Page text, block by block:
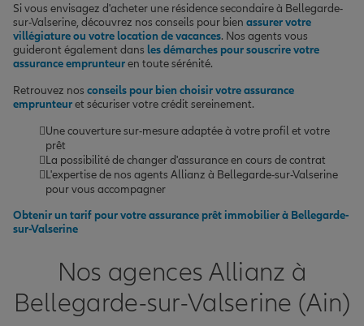
Si vous envisagez d'acheter une résidence secondaire à Bellegarde-
sur-Valserine, découvrez nos conseils pour bien assurer votre
villégiature ou votre location de vacances. Nos agents vous
guideront également dans les démarches pour souscrire votre
assurance emprunteuren toute sérénité.
Retrouvez nos conseils pour bien choisir votre assurance
emprunteuret sécuriser votre crédit sereinement.
Une couverture sur-mesure adaptée à votre profil et votre
prêt
La possibilité de changer d'assurance en cours de contrat
L'expertise de nos agents Allianz à Bellegarde-sur-Valserine
pour vous accompagner
Obtenir un tarif pour votre assurance prêt immobilier à Bellegarde-
sur-Valserine
Nos agences Allianz à
Bellegarde-sur-Valserine (Ain)